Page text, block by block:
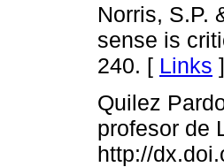
Norris, S.P.
sense is
240. [ Links ]
Quilez
profesor de
http://